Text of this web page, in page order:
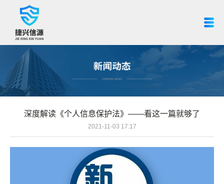
深度解读《个人信息保护法》——看这一篇就够了
2021-11-03 17:17